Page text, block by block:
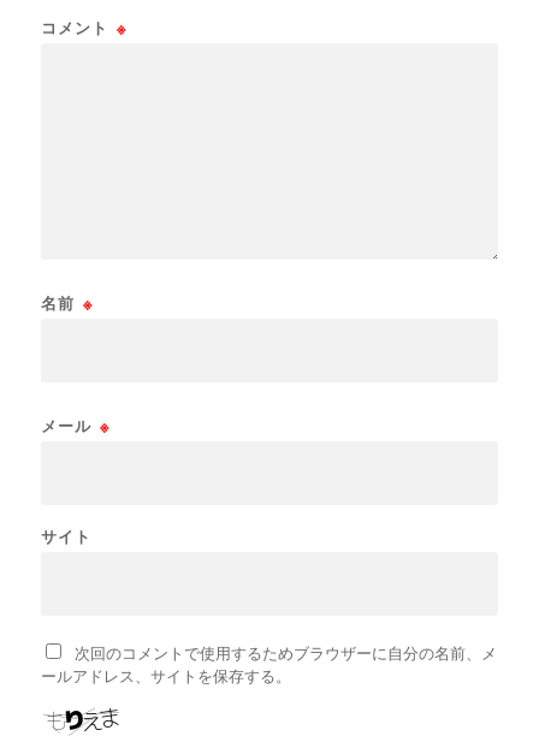
コメント ※
名前 ※
メール ※
サイト
次回のコメントで使用するためブラウザーに自分の名前、メ
ールアドレス、サイトを保存する。